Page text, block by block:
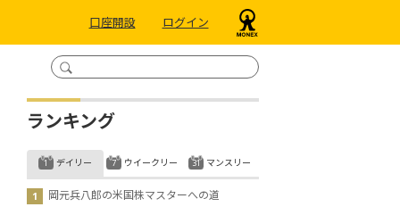
口座開設 ログイン
ランキング
デイリー
岡元兵八郎の米国株マスターへの道
ウイークリー マンスリー